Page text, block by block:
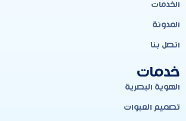
الخدمات
المدونة
اتصل بنا
خدمات
الهوية البصرية
تصميم العبوات